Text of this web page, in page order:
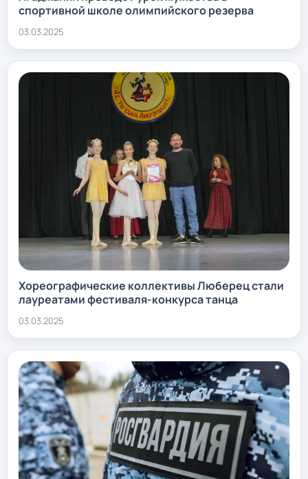
спортивной школе олимпийского резерва
03.03.2025
Хореографические коллективы Люберец стали
лауреатами фестиваля-конкурса танца
03.03.2025